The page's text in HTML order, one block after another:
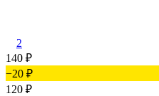
2
140 ₽
−20 ₽
120 ₽